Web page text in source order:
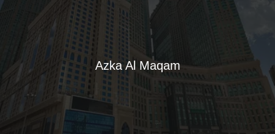
Azka Al Maqam